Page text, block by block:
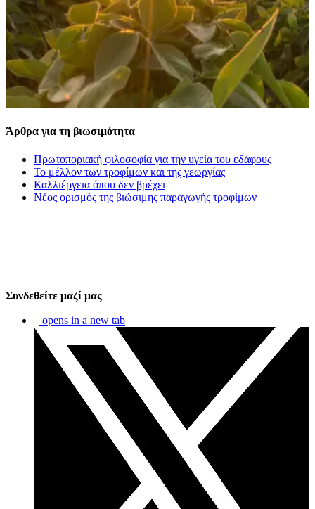
Άρθρα για τη βιωσιμότητα
Πρωτοποριακή φιλοσοφία για την υγεία του εδάφους
Το μέλλον των τροφίμων και της γεωργίας
Καλλιέργεια όπου δεν βρέχει
Νέος ορισμός της βιώσιμης παραγωγής τροφίμων
Συνδεθείτε μαζί μας
opens in a new tab